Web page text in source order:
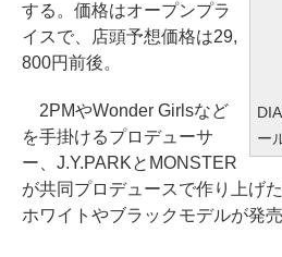
ー
する。価格はオープンプラ
イスで、店頭予想価格は29,
800円前後。
2PMやWonder Girlsなど
を手掛けるプロデューサ
ー、J.Y.PARKとMONSTER
が共同プロデュースで作り上げ
ホワイトやブラックモデルが発売